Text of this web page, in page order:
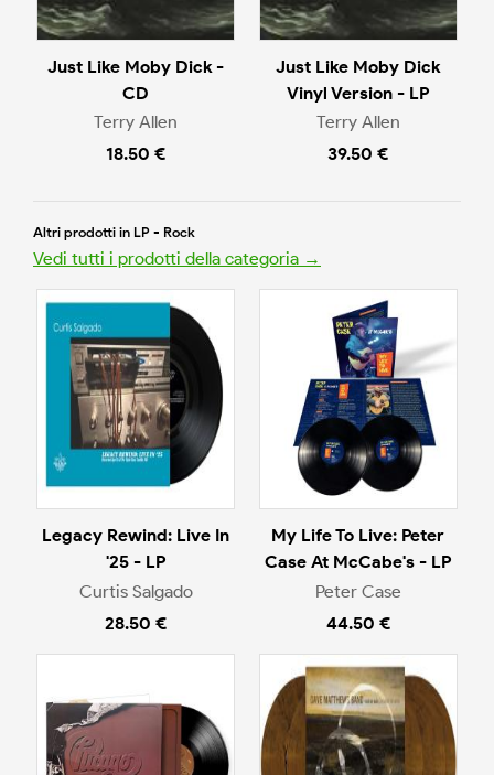
Just Like Moby Dick -
CD
Terry Allen
18.50 €
Just Like Moby Dick
Vinyl Version - LP
Terry Allen
39.50 €
Altri prodotti in LP - Rock
Vedi tutti i prodotti della categoria →
Legacy Rewind: Live In
'25 - LP
Curtis Salgado
28.50 €
My Life To Live: Peter
Case At McCabe's - LP
Peter Case
44.50 €